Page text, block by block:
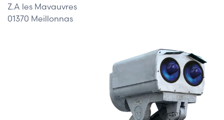
Z.A les Mavauvres
01370 Meillonnas